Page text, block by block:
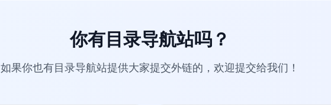
你有目录导航站吗？
如果你也有目录导航站提供大家提交外链的，欢迎提交给我们！